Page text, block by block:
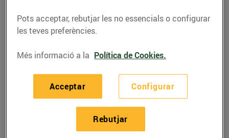
07/de gener/2026
Vols reduir la teva factura elèctrica sense
LLEGIR MÉS
Pots acceptar, rebutjar les no essencials o configurar
les teves preferències.
Més informació a la Política de Cookies.
Configurar
Rebutjar
Acceptar